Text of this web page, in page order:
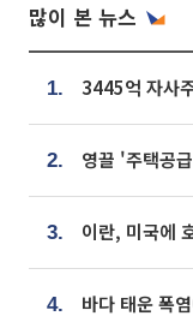
많이 본 뉴스
1.
2.
3.
4. 바다 태운 폭